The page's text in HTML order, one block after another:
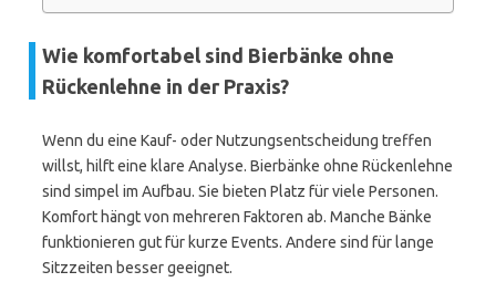
Wie komfortabel sind Bierbänke ohne
Rückenlehne in der Praxis?
Wenn du eine Kauf- oder Nutzungsentscheidung treffen
willst, hilft eine klare Analyse. Bierbänke ohne Rückenlehne
sind simpel im Aufbau. Sie bieten Platz für viele Personen.
Komfort hängt von mehreren Faktoren ab. Manche Bänke
funktionieren gut für kurze Events. Andere sind für lange
Sitzzeiten besser geeignet.